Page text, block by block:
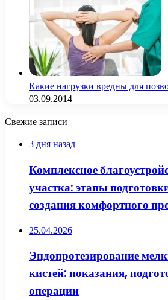
Какие нагрузки вредны для
03.09.2014
Свежие записи
3 дня назад
Комплексное
участка: этапы
создания комфортного
25.04.2026
Эндопротезирование
кистей: показания,
операции